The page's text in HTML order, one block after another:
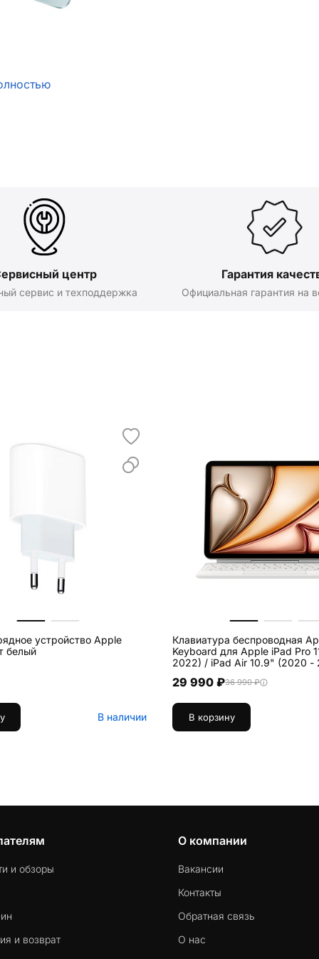
центр
сервис и техподдержка
Гарантия
Официальная гарантия на
устройство Apple
белый
В наличии
Клавиатура беспроводная
Keyboard для Apple iPad Pro
2022) / iPad Air 10.9" (2020 - 2022) / iPad
29 990 ₽36 990 ₽
В корзину
и обзоры
и возврат
О компании
Вакансии
Контакты
Обратная связь
О нас